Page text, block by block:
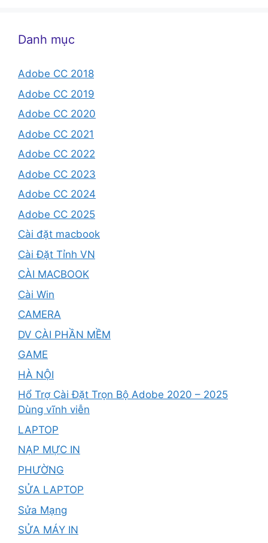
Danh mục
Adobe CC 2018
Adobe CC 2019
Adobe CC 2020
Adobe CC 2021
Adobe CC 2022
Adobe CC 2023
Adobe CC 2024
Adobe CC 2025
Cài đặt macbook
Cài Đặt Tỉnh VN
CÀI MACBOOK
Cài Win
CAMERA
DV CÀI PHẦN MỀM
GAME
HÀ NỘI
Hổ Trợ Cài Đặt Trọn Bộ Adobe 2020 – 2025
Dùng vĩnh viễn
LAPTOP
NẠP MỰC IN
PHƯỜNG
SỬA LAPTOP
Sửa Mạng
SỬA MÁY IN